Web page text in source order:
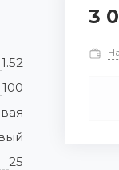
1.52
100
25
3